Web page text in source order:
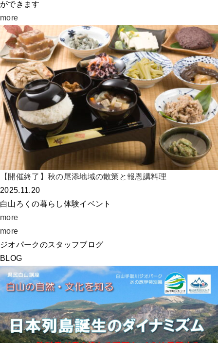
ができます
more
【開催終了】秋の尾添地域の散策と報恩講料理
2025.11.20
白山ろくの暮らし体験イベント
more
more
ジオパークのスタッフブログ
BLOG